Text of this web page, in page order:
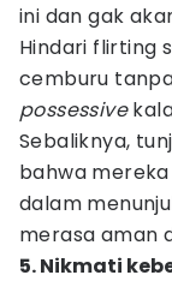
ini dan gak
Hindari flirting
cemburu
possessive
Sebaliknya,
bahwa
dalam
merasa aman
5. Nikmati